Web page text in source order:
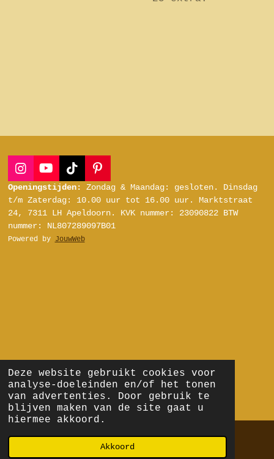
Deze website gebruikt cookies voor
analyse-doeleinden en/of het tonen
van advertenties. Door gebruik te
blijven maken van de site gaat u
hiermee akkoord.
Akkoord
I
n
s
a
g
r
Y
o
u
T
b
e
T
i
o
k
P
i
n
r
Openingstijden: Zondag & Maandag: gesloten.
Dinsdag
t/m Zaterdag: 10.00 uur tot 16.00 uur. Marktstraat
24, 7311 LH Apeldoorn.
KVK nummer: 23090822 BTW
nummer: NL807289097B01
Powered by JouwWeb
Telefoonnummer